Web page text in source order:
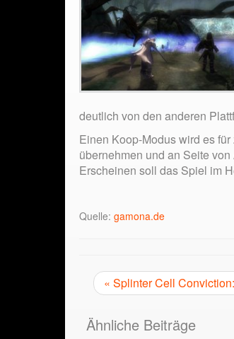
deutlich von den anderen
Einen Koop-Modus wird es
übernehmen und an Seite
Erscheinen soll das Spiel im
Quelle: gamona.de
« Splinter Cell
Ähnliche Beiträge